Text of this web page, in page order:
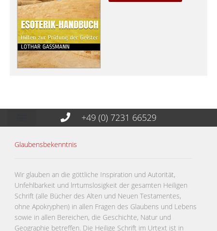
+49 (0) 7231 66529
Glaubensbekenntnis
Wir glauben an die göttliche Inspiration und Autorität,
Unfehlbarkeit und lrrtumslosigkeit der gesamten Heiligen
Schrift (alle Bücher des Alten und Neuen Testamentes,
ohne Apokryphen) in allen Fragen des Glaubens und Lebens
sowie in allen Bereichen, die Geschichte, Natur und
Geographie betreffen. Die Heilige Schrift im Urtext ist in